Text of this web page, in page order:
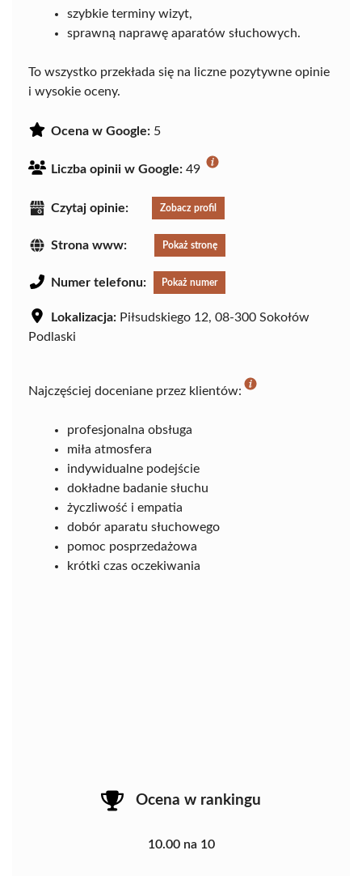
szybkie terminy wizyt,
sprawną naprawę aparatów słuchowych.
To wszystko przekłada się na liczne pozytywne opinie
i wysokie oceny.
Ocena w Google: 5
Liczba opinii w Google: 49
Czytaj opinie: Zobacz profil
Strona www: Pokaż stronę
Numer telefonu: Pokaż numer
Lokalizacja: Piłsudskiego 12, 08-300 Sokołów
Podlaski
Najczęściej doceniane przez klientów:
profesjonalna obsługa
miła atmosfera
indywidualne podejście
dokładne badanie słuchu
życzliwość i empatia
dobór aparatu słuchowego
pomoc posprzedażowa
krótki czas oczekiwania
Ocena w rankingu
10.00 na 10